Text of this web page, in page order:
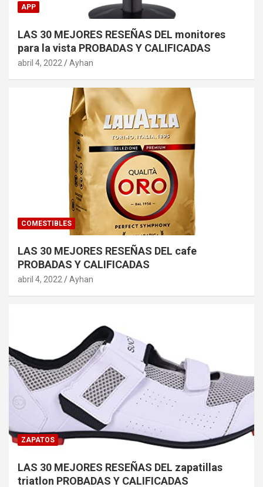
APP
LAS 30 MEJORES RESEÑAS DEL monitores
para la vista PROBADAS Y CALIFICADAS
abril 4, 2022 Ayhan
COMESTIBLES
LAS 30 MEJORES RESEÑAS DEL cafe
PROBADAS Y CALIFICADAS
abril 4, 2022 Ayhan
ZAPATOS
LAS 30 MEJORES RESEÑAS DEL zapatillas
triatlon PROBADAS Y CALIFICADAS